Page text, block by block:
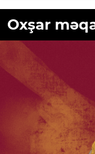
Oxşar